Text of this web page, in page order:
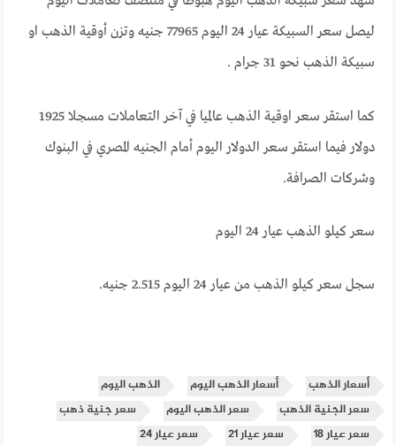
ليصل سعر السبيكة عيار 24 اليوم 77965 جنيه وتزن أوقية الذهب او
سبيكة الذهب نحو 31 جرام .
كما استقر سعر اوقية الذهب عالميا في آخر التعاملات مسجلا 1925
دولار فيما استقر سعر الدولار اليوم أمام الجنيه المصري في البنوك
وشركات الصرافة.
سعر كيلو الذهب عيار 24 اليوم
سجل سعر كيلو الذهب من عيار 24 اليوم 2.515 جنيه.
أسعار الذهب أسعار الذهب اليوم
الذهب اليوم
سعر الجنية الذهب
سعر الذهب اليوم
سعر جنية ذهب
سعر عيار 18
سعر عيار 21 سعر عيار 24